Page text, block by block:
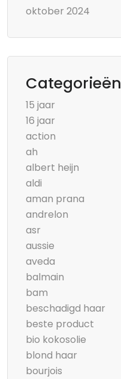
oktober 2024
Categorieën
15 jaar
16 jaar
action
ah
albert heijn
aldi
aman prana
andrelon
asr
aussie
aveda
balmain
bam
beschadigd haar
beste product
bio kokosolie
blond haar
bourjois